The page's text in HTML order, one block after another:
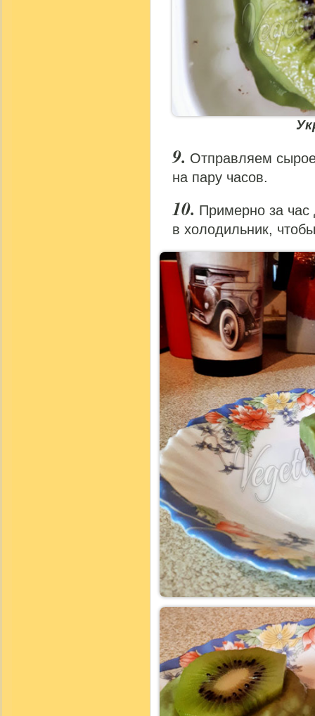
Отправляем
на пару часов.
Примерно за час
в холодильник,